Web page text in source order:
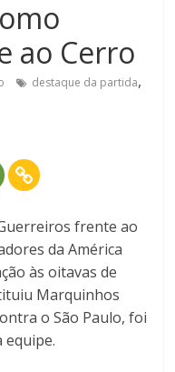
ao Cerro
destaque da partida,
frente ao
da América
às oitavas de
Marquinhos
o São Paulo, foi
equipe.